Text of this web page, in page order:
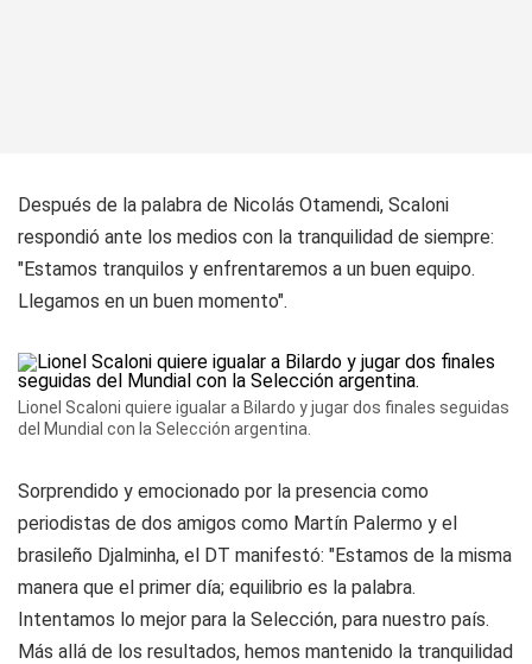
Después de la palabra de Nicolás Otamendi, Scaloni
respondió ante los medios con la tranquilidad de siempre:
"Estamos tranquilos y enfrentaremos a un buen equipo.
Llegamos en un buen momento".
Lionel Scaloni quiere igualar a Bilardo y jugar dos finales seguidas
del Mundial con la Selección argentina.
Sorprendido y emocionado por la presencia como
periodistas de dos amigos como Martín Palermo y el
brasileño Djalminha, el DT manifestó: "Estamos de la misma
manera que el primer día; equilibrio es la palabra.
Intentamos lo mejor para la Selección, para nuestro país.
Más allá de los resultados, hemos mantenido la tranquilidad